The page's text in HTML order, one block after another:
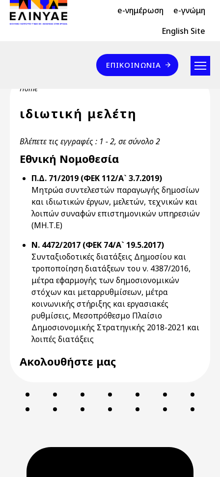
Skip to main content
Header Top 2 e-νημέρωση e-γνώμη
Header Top English Site
Επικοινωνία
ΕΠΙΚΟΙΝΩΝΊΑ
Breadcrumb
Home
ιδιωτική μελέτη
Βλέπετε τις εγγραφές : 1 - 2, σε σύνολο 2
Εθνική Νομοθεσία
Π.Δ. 71/2019 (ΦΕΚ 112/Α` 3.7.2019)
Μητρώα συντελεστών παραγωγής δημοσίων
και ιδιωτικών έργων, μελετών, τεχνικών και
λοιπών συναφών επιστημονικών υπηρεσιών
(ΜΗ.Τ.Ε)
Ν. 4472/2017 (ΦΕΚ 74/Α` 19.5.2017)
Συνταξιοδοτικές διατάξεις Δημοσίου και
τροποποίηση διατάξεων του ν. 4387/2016,
μέτρα εφαρμογής των δημοσιονομικών
στόχων και μεταρρυθμίσεων, μέτρα
κοινωνικής στήριξης και εργασιακές
ρυθμίσεις, Μεσοπρόθεσμο Πλαίσιο
Δημοσιονομικής Στρατηγικής 2018-2021 και
λοιπές διατάξεις
Ακολουθήστε μας